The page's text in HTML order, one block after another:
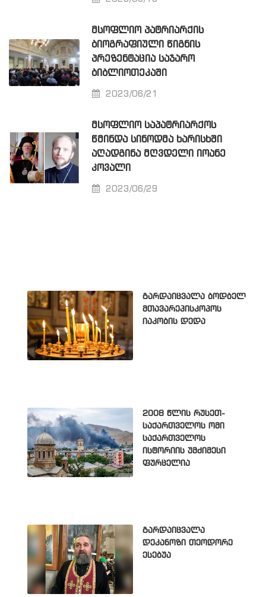
ᲛᲡᲝᲤᲚᲘᲝ ᲞᲐᲢᲠᲘᲐᲠᲥᲘᲡ
ᲑᲘᲝᲒᲠᲐᲤᲘᲣᲚᲘ ᲬᲘᲒᲜᲘᲡ
ᲞᲠᲔᲖᲔᲜᲢᲐᲪᲘᲐ ᲡᲐᲯᲐᲠᲝ
ᲑᲘᲑᲚᲘᲝᲗᲔᲙᲐᲨᲘ
2023/06/21
ᲛᲡᲝᲤᲚᲘᲝ ᲡᲐᲞᲐᲢᲠᲘᲐᲠᲥᲝᲡ
ᲬᲛᲘᲜᲓᲐ ᲡᲘᲜᲝᲓᲛᲐ ᲮᲐᲠᲘᲡᲮᲨᲘ
ᲐᲦᲐᲓᲒᲘᲜᲐ ᲛᲦᲕᲓᲔᲚᲘ ᲘᲝᲐᲜᲔ
ᲙᲝᲕᲐᲚᲘ
2023/06/29
გარდაიცვალა ბოდბელ
მთავარეპისკოპოს
იაკობის დედა
2008 წლის რუსეთ-
საქართველოს ომი
საქართველოს
ისტორიის უმძიმესი
ფურცელია
გარდაიცვალა
დეკანოზი თეოდორე
ესებუა